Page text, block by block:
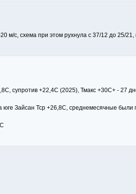
м/с, схема при этом рухнула с 37/12 до 25/
супротив +22,4С (2025), Тмакс +30С+ - 27
юге Зайсан Тср +26,8С, среднемесячные